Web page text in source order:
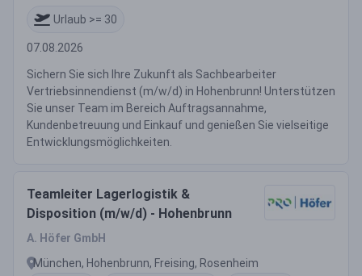
Urlaub >= 30
07.08.2026
Sichern Sie sich Ihre Zukunft als Sachbearbeiter
Vertriebsinnendienst (m/w/d) in Hohenbrunn! Unterstützen
Sie unser Team im Bereich Auftragsannahme,
Kundenbetreuung und Einkauf und genießen Sie vielseitige
Entwicklungsmöglichkeiten.
Teamleiter Lagerlogistik &
Disposition (m/w/d) - Hohenbrunn
A. Höfer GmbH
München, Hohenbrunn, Freising, Rosenheim